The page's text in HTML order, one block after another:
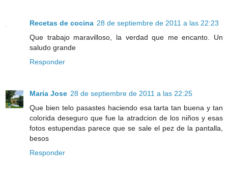
Recetas de cocina 28 de septiembre de 2011 a las 22:23
Que trabajo maravilloso, la verdad que me encanto. Un
saludo grande
Responder
Maria Jose 28 de septiembre de 2011 a las 22:25
Que bien telo pasastes haciendo esa tarta tan buena y tan
colorida deseguro que fue la atradcion de los niños y esas
fotos estupendas parece que se sale el pez de la pantalla,
besos
Responder